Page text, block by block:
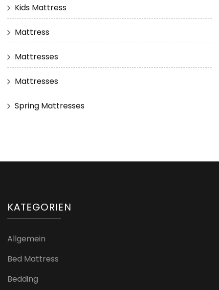
Kids Mattress
Mattress
Mattresses
Mattresses
Spring Mattresses
KATEGORIEN
Allgemein
Bed Mattress
Bedding